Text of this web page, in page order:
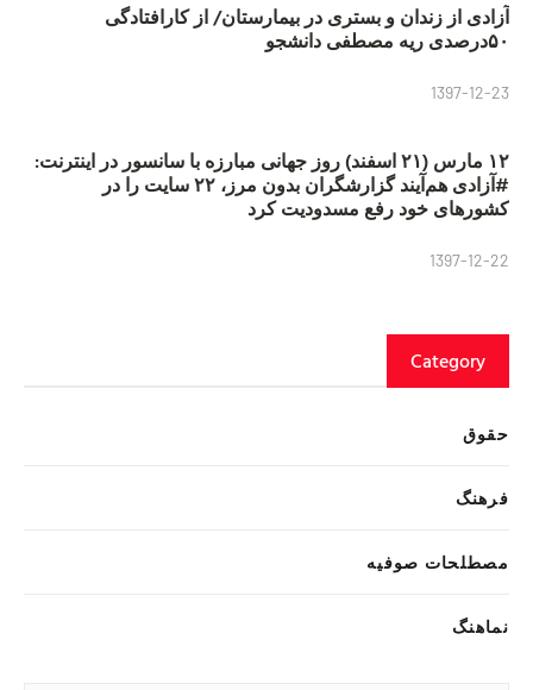
آزادی از زندان و بستری در بیمارستان/ از کارافتادگی
۵۰درصدی ریه مصطفی دانشجو
1397-12-23
۱۲ مارس (۲۱ اسفند) روز جهانی مبارزه با سانسور در اینترنت:
#آزادی هم‌آیند گزارشگران‌ بدون مرز، ۲۲ سایت را در
کشورهای خود رفع مسدودیت کرد
1397-12-22
Category
حقوق
فرهنگ
مصطلحات صوفیه
نماهنگ